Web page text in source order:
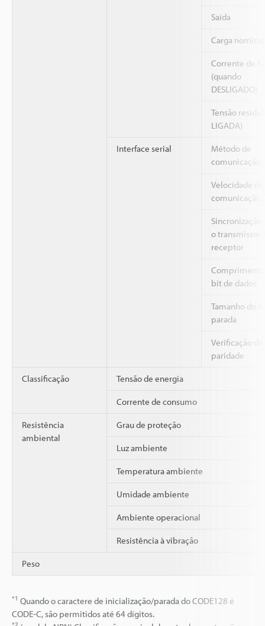
Saída
Carga nominal
Corrente de
(quando
DESLIGADO)
Tensão
LIGADA)
Interface serial
Método de
comunicação
Velocidade de
comunicação
o transmissor
receptor
bit de dados
Tamanho do
parada
Verificação de
paridade
Classificação Tensão de energia
Corrente de consumo
Resistência
ambiental
Grau de proteção
Luz ambiente
Temperatura ambiente
Umidade ambiente
Ambiente operacional
Resistência à vibração
Peso
*1 Quando o caractere de inicialização/parada do CODE128 é
CODE-C, são permitidos até 64 dígitos.